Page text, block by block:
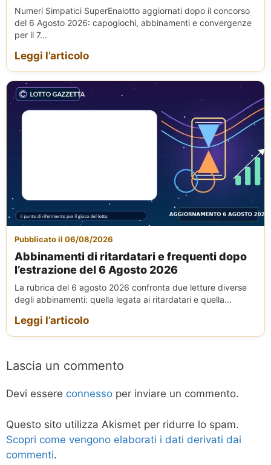
Numeri Simpatici SuperEnalotto aggiornati dopo il concorso
del 6 Agosto 2026: capogiochi, abbinamenti e convergenze
per il 7...
Leggi l’articolo
Pubblicato il 06/08/2026
Abbinamenti di ritardatari e frequenti dopo
l’estrazione del 6 Agosto 2026
La rubrica del 6 agosto 2026 confronta due letture diverse
degli abbinamenti: quella legata ai ritardatari e quella...
Leggi l’articolo
Lascia un commento
Devi essere connesso per inviare un commento.
Questo sito utilizza Akismet per ridurre lo spam.
Scopri come vengono elaborati i dati derivati dai
commenti.